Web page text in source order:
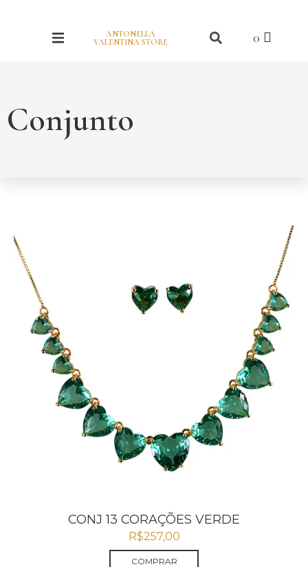
ANTONELLA
VALENTINA STORE
Conjunto
CONJ 13 CORAÇÕES VERDE
R$257,00
COMPRAR